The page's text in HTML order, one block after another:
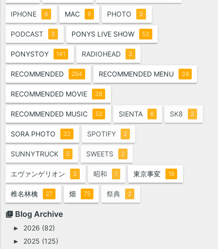
IPHONE 4 MAC 9 PHOTO 3
PODCAST 3 PONYS LIVE SHOW 53
PONYSTOY 141 RADIOHEAD 3
RECOMMENDED 294 RECOMMENDED MENU 39
RECOMMENDED MOVIE 38
RECOMMENDED MUSIC 52 SIENTA 6 SK8 2
SORA PHOTO 32 SPOTIFY 2
SUNNYTRUCK 5 SWEETS 2
エヴァンゲリオン 3 昭和 1 東京事変 19
椎名林檎 27 畑 75 祭典 2
Blog Archive
► 2026 (82)
► 2025 (125)